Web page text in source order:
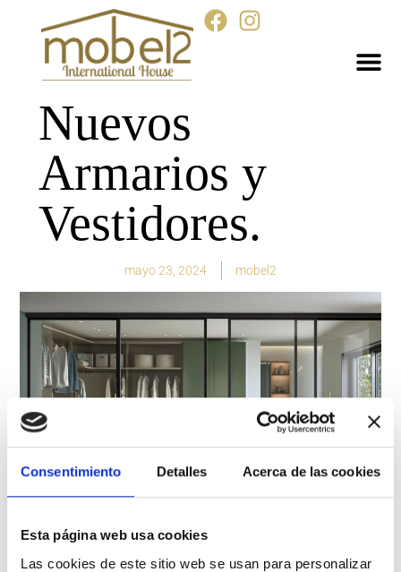
Consentimiento Detalles Acerca de las cookies
Esta página web usa cookies
Las cookies de este sitio web se usan para personalizar
Nuevos
Armarios y
Vestidores.
mayo 23, 2024 mobel2
La nueva presentación de la gama de armarios y vestidores es
todo un éxito, descubre una amplia sección de armarios con más